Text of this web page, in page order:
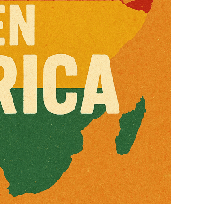
Sierra Leona